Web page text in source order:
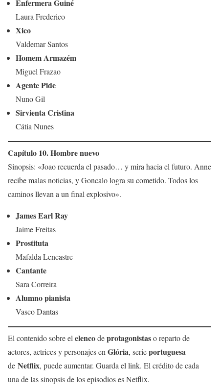
Enfermera Guiné
Laura Frederico
Xico
Valdemar Santos
Homem Armazém
Miguel Frazao
Agente Pide
Nuno Gil
Sirvienta Cristina
Cátia Nunes
Capítulo 10. Hombre nuevo
Sinopsis: «Joao recuerda el pasado… y mira hacia el futuro. Anne
recibe malas noticias, y Goncalo logra su cometido. Todos los
caminos llevan a un final explosivo».
James Earl Ray
Jaime Freitas
Prostituta
Mafalda Lencastre
Cantante
Sara Correira
Alumno pianista
Vasco Dantas
El contenido sobre el elencodeprotagonistaso reparto de
actores, actrices y personajes en Glória, serieportuguesa
de Netflix, puede aumentar. Guarda el link. El crédito de cada
una de las sinopsis de los episodios es Netflix.